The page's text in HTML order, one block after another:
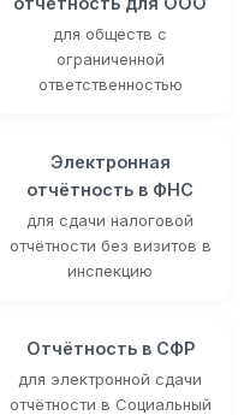
для обществ с
ограниченной
ответственностью
Электронная
отчётность в ФНС
для сдачи налоговой
отчётности без визитов в
инспекцию
Отчётность в СФР
для электронной сдачи
отчётности в Социальный